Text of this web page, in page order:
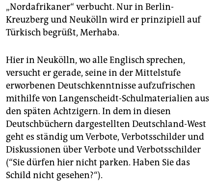
„Nordafrikaner“ verbucht. Nur in Berlin-
Kreuzberg und Neukölln wird er prinzipiell auf
Türkisch begrüßt, Merhaba.
Hier in Neukölln, wo alle Englisch sprechen,
versucht er gerade, seine in der Mittelstufe
erworbenen Deutschkenntnisse aufzufrischen
mithilfe von Langenscheidt-Schulmaterialien aus
den späten Achtzigern. In dem in diesen
Deutschbüchern dargestellten Deutschland-West
geht es ständig um Verbote, Verbotsschilder und
Diskussionen über Verbote und Verbotsschilder
(“Sie dürfen hier nicht parken. Haben Sie das
Schild nicht gesehen?“).